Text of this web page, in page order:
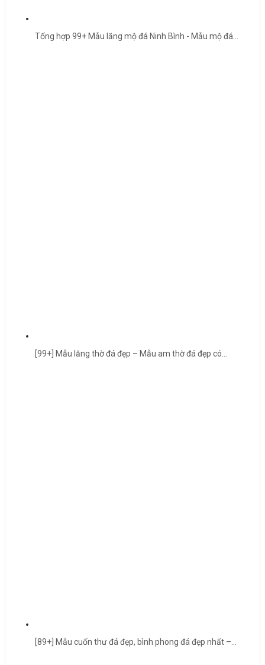
Tổng hợp 99+ Mẫu lăng mộ đá Ninh Bình - Mẫu mộ đá…
[99+] Mẫu lăng thờ đá đẹp – Mẫu am thờ đá đẹp có…
[89+] Mẫu cuốn thư đá đẹp, bình phong đá đẹp nhất –…